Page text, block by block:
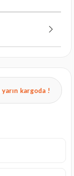
yarın kargoda !